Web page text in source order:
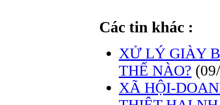
Các tin khác :
XỬ LÝ GIÀY
THẾ NÀO?
XÃ HỘI-